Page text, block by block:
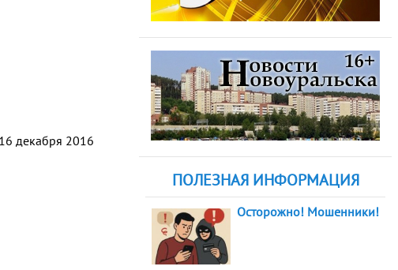
декабря 2016
ПОЛЕЗНАЯ ИНФОРМАЦИЯ
Осторожно! Мошенники!